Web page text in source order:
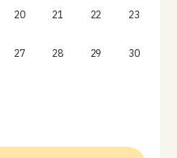
20 21 22 23
27 28 29 30